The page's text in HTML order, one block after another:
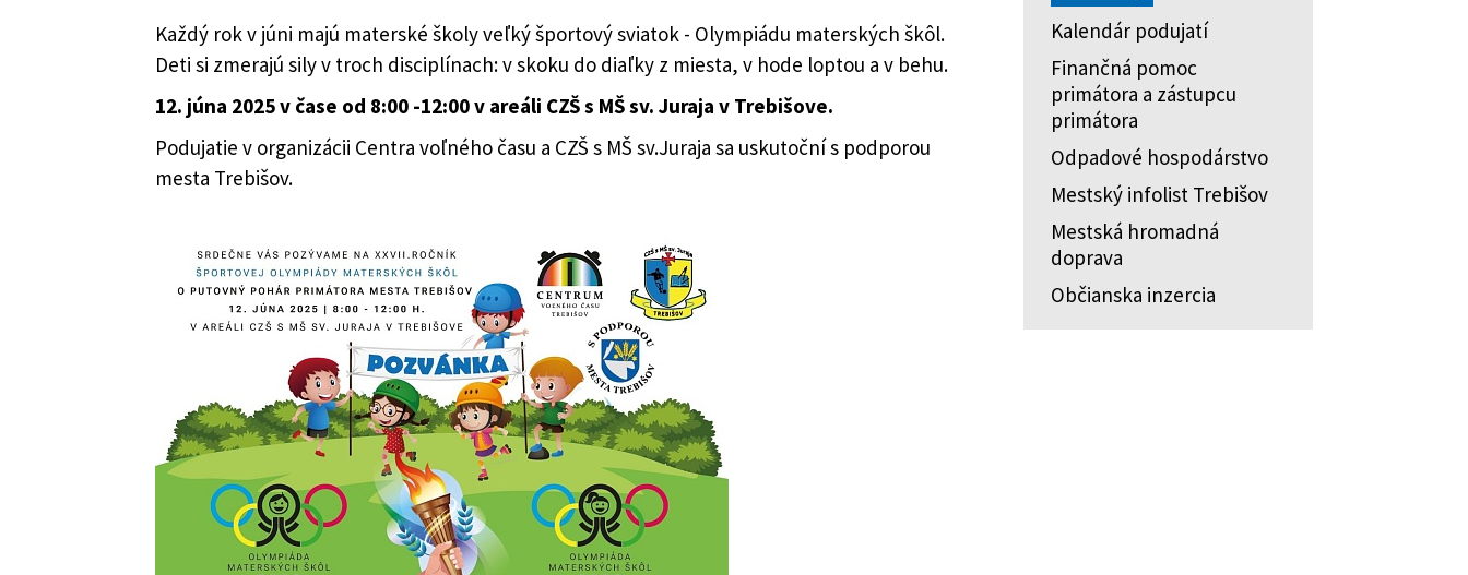
Kalendár podujatí
Finančná pomoc
primátora a zástupcu
primátora
Odpadové hospodárstvo
Mestský infolist Trebišov
Mestská hromadná
doprava
Občianska inzercia
Každý rok v júni majú materské školy veľký športový sviatok - Olympiádu materských škôl.
Deti si zmerajú sily v troch disciplínach: v skoku do diaľky z miesta, v hode loptou a v behu.
12. júna 2025 v čase od 8:00 -12:00 v areáli CZŠ s MŠ sv. Juraja v Trebišove.
Podujatie v organizácii Centra voľného času a CZŠ s MŠ sv.Juraja sa uskutoční s podporou
mesta Trebišov.